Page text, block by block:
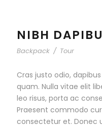
NIBH
Backpack / Tour
Cras justo odio,
quam. Nulla vitae elit
leo risus, porta ac
Praesent commodo
consectetur et. Donec